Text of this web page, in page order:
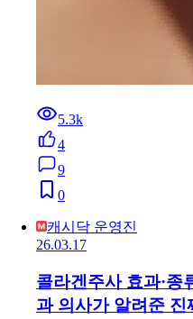
5.3k
4
9
0
캐시닥 운영진
26.03.17
콜라겐주사 효과·종
과 의사가 알려준 진